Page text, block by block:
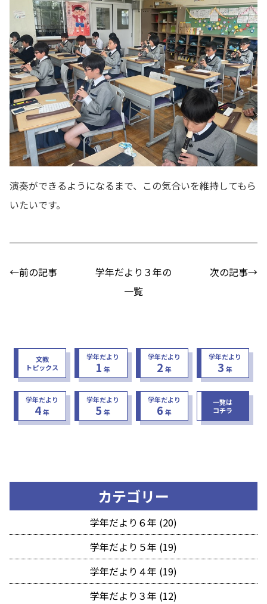
演奏ができるようになるまで、この気合いを維持してもら
いたいです。
←前の記事
学年だより３年の
一覧
次の記事→
文教
トピックス
学年だより
1 年
学年だより
2 年
学年だより
3 年
学年だより
4年
学年だより
5 年
学年だより
6 年
一覧は
コチラ
カテゴリー
学年だより６年 (20)
学年だより５年 (19)
学年だより４年 (19)
学年だより３年 (12)